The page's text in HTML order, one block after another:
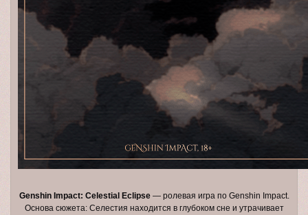
Genshin Impact: Celestial Eclipse— ролевая игра по Genshin Impact.
Основа сюжета: Селестия находится в глубоком сне и утрачивает